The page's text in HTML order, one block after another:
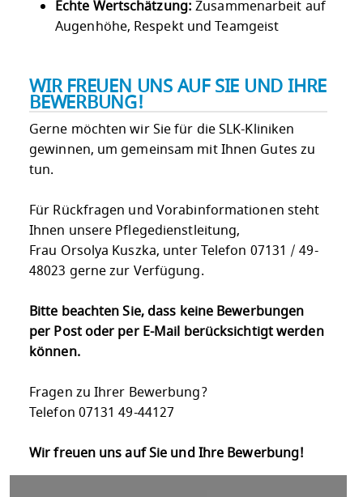
Echte Wertschätzung: Zusammenarbeit auf
Augenhöhe, Respekt und Teamgeist
WIR FREUEN UNS AUF SIE UND IHRE
BEWERBUNG!
Gerne möchten wir Sie für die SLK-Kliniken
gewinnen, um gemeinsam mit Ihnen Gutes zu
tun.
Für Rückfragen und Vorabinformationen steht
Ihnen unsere Pflegedienstleitung,
Frau Orsolya Kuszka, unter Telefon 07131 / 49-
48023 gerne zur Verfügung.
Bitte beachten Sie, dass keine Bewerbungen
per Post oder per E-Mail berücksichtigt werden
können.
Fragen zu Ihrer Bewerbung?
Telefon 07131 49-44127
Wir freuen uns auf Sie und Ihre Bewerbung!